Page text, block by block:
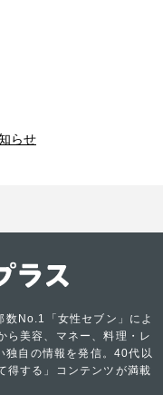
らせ
数No.1「女性セブン」によ
ら美容、マネー、料理・レ
独自の情報を発信。40代以
得する」コンテンツが満載